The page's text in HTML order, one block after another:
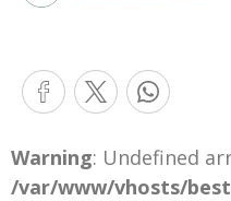
Warning: Undefined
/var/www/vhosts/